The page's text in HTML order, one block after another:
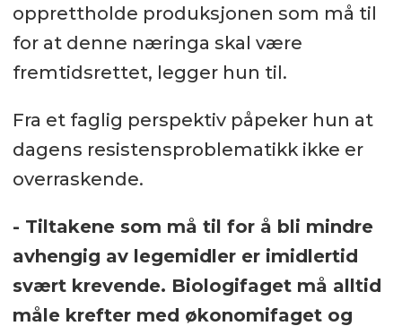
opprettholde produksjonen som må til
for at denne næringa skal være
fremtidsrettet, legger hun til.
Fra et faglig perspektiv påpeker hun at
dagens resistensproblematikk ikke er
overraskende.
- Tiltakene som må til for å bli mindre
avhengig av legemidler er imidlertid
svært krevende. Biologifaget må alltid
måle krefter med økonomifaget og